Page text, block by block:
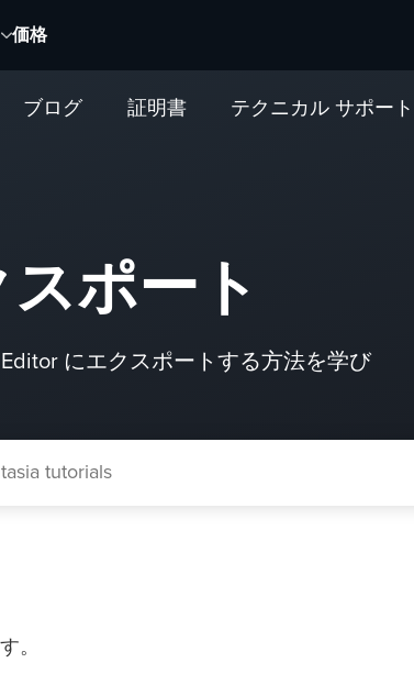
価格
ブログ 証明書 テクニカル サポート
ポート
にエクスポートする方法を学び
。